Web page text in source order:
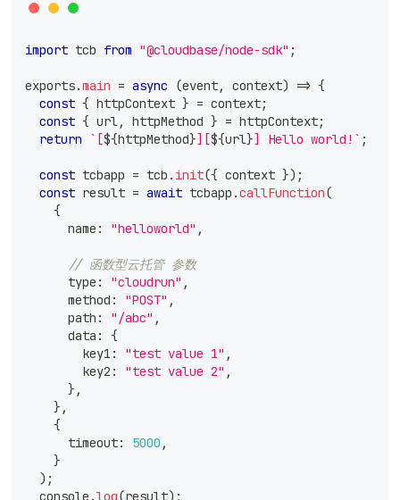
import tcb from "@cloudbase/node-sdk" ;
exports.main = async (event, context) => {
const { httpContext } = context;
const { url , httpMethod } = httpContext;
return
` [${httpMethod}][${url}] Hello world! ` ;
const tcbapp = tcb . init({ context }) ;
const result = await tcbapp .callFunction(
{
      name
: "helloworld" ,
// 函数型云托管 参数
      type
: "cloudrun" ,
      method
: "POST" ,
      path
: "/abc" ,
      data
:
{
        key1
: "test value 1" ,
        key2
: "test value 2" ,
} ,
} ,
{
      timeout
: 5000 ,
}
) ;
console .log(result) ;